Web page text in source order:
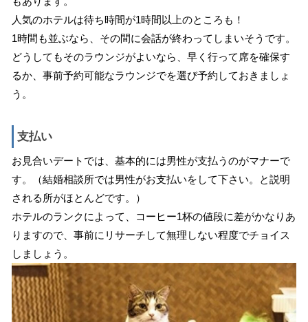
人気のホテルは待ち時間が1時間以上のところも！
1時間も並ぶなら、その間に会話が終わってしまいそうです。
どうしてもそのラウンジがよいなら、早く行って席を確保す
るか、事前予約可能なラウンジでを選び予約しておきましょ
う。
支払い
お見合いデートでは、基本的には男性が支払うのがマナーで
す。（結婚相談所では男性がお支払いをして下さい。と説明
される所がほとんどです。）
ホテルのランクによって、コーヒー1杯の値段に差がかなりあ
りますので、事前にリサーチして無理しない程度でチョイス
しましょう。